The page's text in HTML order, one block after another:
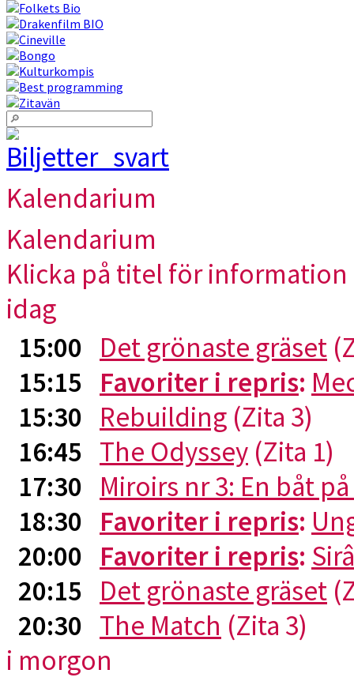
Kalendarium
Kalendarium
Klicka på titel för
idag
15:00 Det grönaste gräset
15:15 Favoriter i repris:
15:30 Rebuilding (Zita 3)
16:45 The Odyssey (Zita 1)
17:30 Miroirs nr 3: En båt
18:30 Favoriter i repris:
20:00 Favoriter i repris:
20:15 Det grönaste gräset
20:30 The Match (Zita 3)
i morgon